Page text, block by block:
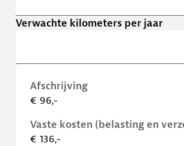
Verwachte kilometers per jaar
Afschrijving
€ 96,-
Vaste kosten (belasting en
€ 136,-